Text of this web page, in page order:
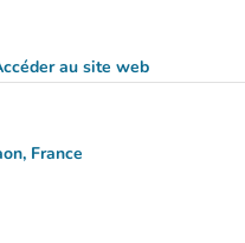
au site web
(nouvel onglet)
France
Maps)